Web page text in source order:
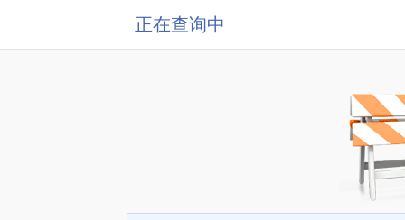
正在查询中